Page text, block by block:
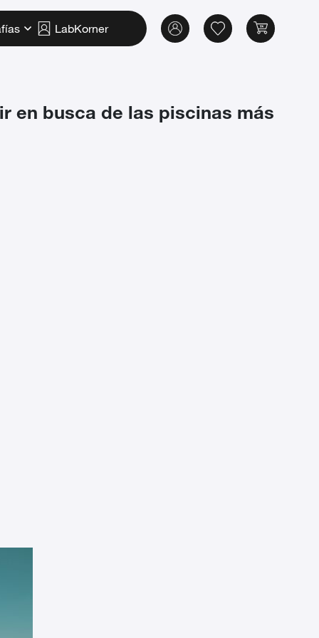
LabKorner
en busca de las piscinas más